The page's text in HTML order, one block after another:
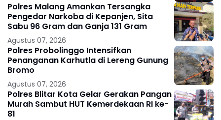
Polres Malang Amankan Tersangka
Pengedar Narkoba di Kepanjen, Sita
Sabu 96 Gram dan Ganja 131 Gram
Agustus 07, 2026
Polres Probolinggo Intensifkan
Penanganan Karhutla di Lereng Gunung
Bromo
Agustus 07, 2026
Polres Blitar Kota Gelar Gerakan Pangan
Murah Sambut HUT Kemerdekaan RI ke-
81